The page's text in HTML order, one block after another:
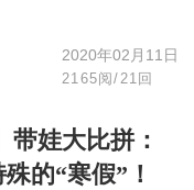
2020年02月11日
2165阅/ 21回
带娃大比拼：
的“寒假”！